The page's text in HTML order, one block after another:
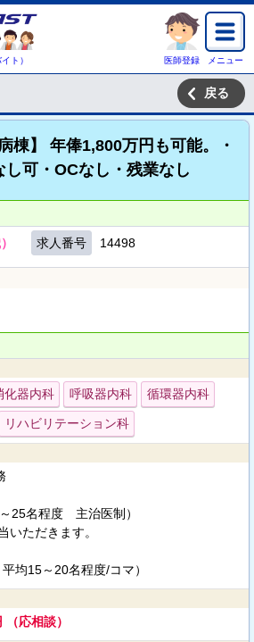
ト） 医師登録 メニュー
戻る
棟】 年俸1,800万円も可能。・
し可・OCなし・残業なし
求人番号 14498
化器内科 呼吸器内科 循環器内科
リハビリテーション科
25名程度 主治医制）
ただきます。
15～20名程度/コマ）
応相談）